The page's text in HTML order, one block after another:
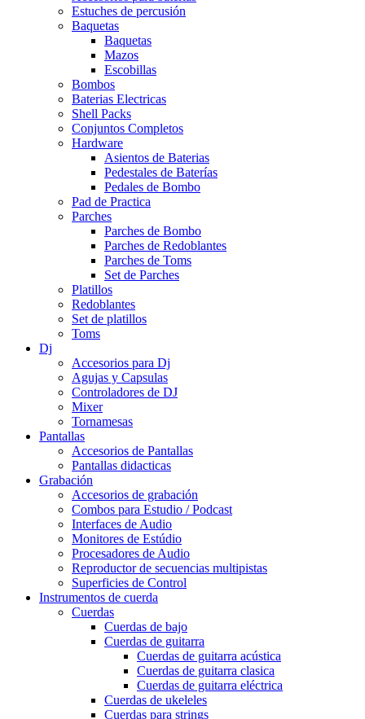
Estuches de percusión
Baquetas
Baquetas
Mazos
Escobillas
Bombos
Baterias Electricas
Shell Packs
Conjuntos Completos
Hardware
Asientos de Baterias
Pedestales de Baterías
Pedales de Bombo
Pad de Practica
Parches
Parches de Bombo
Parches de Redoblantes
Parches de Toms
Set de Parches
Platillos
Redoblantes
Set de platillos
Toms
Dj
Accesorios para Dj
Agujas y Capsulas
Controladores de DJ
Mixer
Tornamesas
Pantallas
Accesorios de Pantallas
Pantallas didacticas
Grabación
Accesorios de grabación
Combos para Estudio / Podcast
Interfaces de Audio
Monitores de Estúdio
Procesadores de Audio
Reproductor de secuencias multipistas
Superficies de Control
Instrumentos de cuerda
Cuerdas
Cuerdas de bajo
Cuerdas de guitarra
Cuerdas de guitarra acústica
Cuerdas de guitarra clasica
Cuerdas de guitarra eléctrica
Cuerdas de ukeleles
Cuerdas para strings